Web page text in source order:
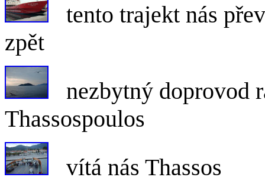
tento trajekt nás
zpět
nezbytný doprovod
Thassospoulos
vítá nás Thassos